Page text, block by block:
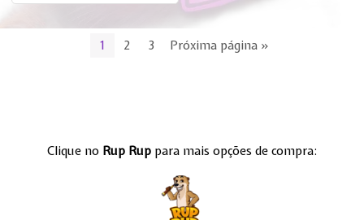
1 2 3 Próxima página »
Clique no Rup Rup para mais opções de compra: